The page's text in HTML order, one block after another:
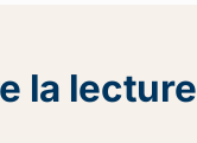
la lecture